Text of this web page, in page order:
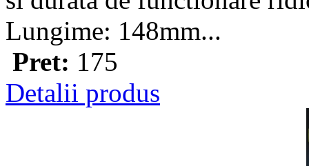
Lungime: 148mm...
Pret: 175
Detalii produs